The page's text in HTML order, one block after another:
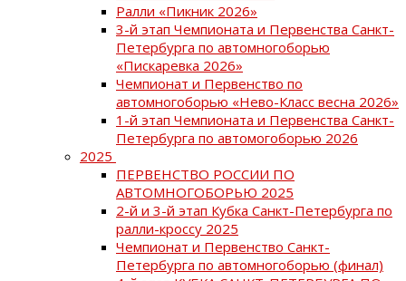
Ралли «Пикник 2026»
3-й этап Чемпионата и Первенства Санкт-
Петербурга по автомногоборью
«Пискаревка 2026»
Чемпионат и Первенство по
автомногоборью «Нево-Класс весна 2026»
1-й этап Чемпионата и Первенства Санкт-
Петербурга по автомогоборью 2026
2025
ПЕРВЕНСТВО РОССИИ ПО
АВТОМНОГОБОРЬЮ 2025
2-й и 3-й этап Кубка Санкт-Петербурга по
ралли-кроссу 2025
Чемпионат и Первенство Санкт-
Петербурга по автомногоборью (финал)